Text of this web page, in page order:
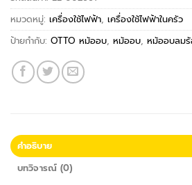
หมวดหมู่: เครื่องใช้ไฟฟ้า, เครื่องใช้ไฟฟ้าในครัว
ป้ายกำกับ: OTTO หม้ออบ, หม้ออบ, หม้ออบลม
คำอธิบาย
บทวิจารณ์ (0)